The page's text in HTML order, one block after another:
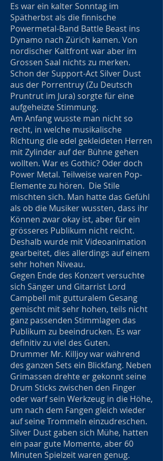
Es war ein kalter Sonntag im
Spätherbst als die finnische
Powermetal-Band Battle Beast ins
Dynamo nach Zürich kamen. Von
nordischer Kaltfront war aber im
Grossen Saal nichts zu merken.
Schon der Support-Act Silver Dust
aus der Porrentruy (Zu Deutsch
Pruntrut im Jura) sorgte für eine
aufgeheizte Stimmung.
Am Anfang wusste man nicht so
recht, in welche musikalische
Richtung die edel gekleideten Herren
mit Zylinder auf der Bühne gehen
wollten. War es Gothic? Oder doch
Power Metal. Teilweise waren Pop-
Elemente zu hören. Die Stile
mischten sich. Man hatte das Gefühl
als ob die Musiker wussten, dass ihr
Können zwar okay ist, aber für ein
grösseres Publikum nicht reicht.
Deshalb wurde mit Videoanimation
gearbeitet, dies allerdings auf einem
sehr hohen Niveau.
Gegen Ende des Konzert versuchte
sich Sänger und Gitarrist Lord
Campbell mit gutturalem Gesang
gemischt mit sehr hohen, teils nicht
ganz passenden Stimmlagen das
Publikum zu beeindrucken. Es war
definitiv zu viel des Guten.
Drummer Mr. Killjoy war während
des ganzen Sets ein Blickfang. Neben
Grimassen drehte er gekonnt seine
Drum Sticks zwischen den Finger
oder warf sein Werkzeug in die Höhe,
um nach dem Fangen gleich wieder
auf seine Trommeln einzudreschen.
Silver Dust gaben sich Mühe, hatten
ein paar gute Momente, aber 60
Minuten Spielzeit waren genug.